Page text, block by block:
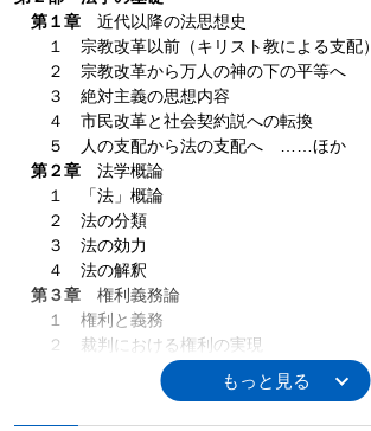
第１章近代以降の法思想史
１ 宗教改革以前（キリスト教による支配）
２ 宗教改革から万人の神の下の平等へ
３ 絶対主義の思想内容
４ 市民改革と社会契約説への転換
５ 人の支配から法の支配へ ……ほか
第２章法学概論
１ 「法」概論
２ 法の分類
３ 法の効力
４ 法の解釈
第３章権利義務論
１ 権利と義務
２ 裁判における権利の実現
法解釈技術
１ 制定法の解釈技術